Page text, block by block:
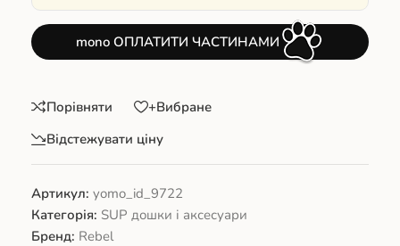
mono ОПЛАТИТИ ЧАСТИНАМИ
Порівняти
+Вибране
Відстежувати ціну
Артикул: yomo_id_9722
Категорія: SUP дошки і аксесуари
Бренд: Rebel